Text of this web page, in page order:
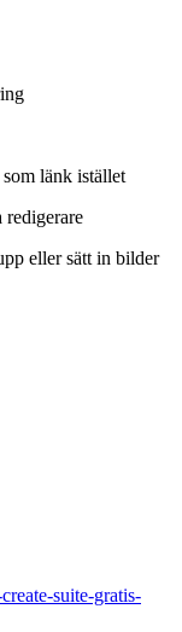
länk istället
redigerare
eller sätt in bilder
suite-gratis-